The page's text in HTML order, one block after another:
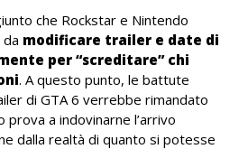
che Rockstar e Nintendo
da modificare trailer e date di
per “screditare” chi
. A questo punto, le battute
di GTA 6 verrebbe rimandato
prova a indovinarne l’arrivo
dalla realtà di quanto si potesse